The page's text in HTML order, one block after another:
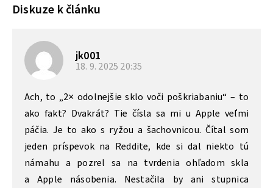
Diskuze k článku
jk001
18. 9. 2025 20:35
Ach, to „2× odolnejšie sklo voči poškriabaniu“ – to
ako fakt? Dvakrát? Tie čísla sa mi u Apple veľmi
páčia. Je to ako s ryžou a šachovnicou. Čítal som
jeden príspevok na Reddite, kde si dal niekto tú
námahu a pozrel sa na tvrdenia ohľadom skla
a Apple násobenia. Nestačila by ani stupnica